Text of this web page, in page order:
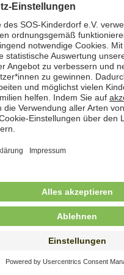
(m/w/d)
20 - max. 30 Std./
Essen, Essen
(m/w/d)
Hagen
(m/w/d)
Anstellung, Teilzeit